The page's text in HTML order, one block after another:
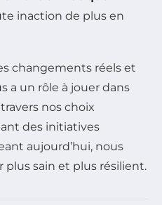
inaction de plus en
changements réels et
a un rôle à jouer dans
nos choix
des initiatives
aujourd’hui, nous
plus sain et plus résilient.